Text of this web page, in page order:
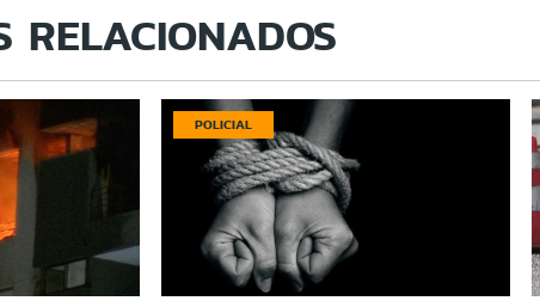
RELACIONADOS
POLICIAL